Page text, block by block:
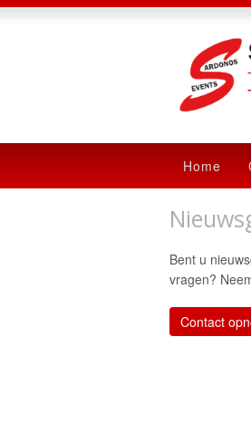
Home
Bent u
vragen?
Contact